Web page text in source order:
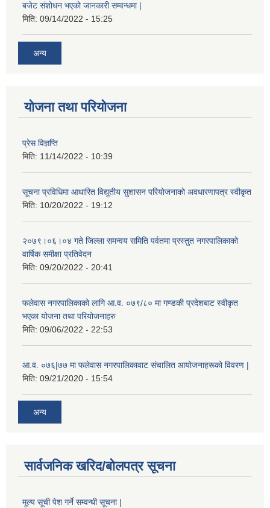
बजेट संशोधन भएको जानकारी सम्वन्धमा |
मिति: 09/14/2022 - 15:25
अन्य
योजना तथा परियोजना
प्रेस विज्ञप्ति
मिति: 11/14/2022 - 10:39
सूचना प्रविधिमा आधारित विद्यूतीय सुशासन परियाेजनाकाे अवधारणापत्र स्वीकृत
मिति: 10/20/2022 - 19:12
२०७९।०६।०४ गते जिल्ला समन्वय समिति पर्वतमा प्रस्तुत नगरपालिकाको
वार्षिक समीक्षा प्रतिवेदन
मिति: 09/20/2022 - 20:41
फलेवास नगरपालिकाको लागि आ.व. ०७९/८० मा गण्डकी प्रदेशबाट स्वीकृत
भएका योजना तथा परियोजनाहरु
मिति: 09/06/2022 - 22:53
आ.व. ०७६|७७ मा फलेवास नगरपालिकावाट संचालित आयोजनाहरूको विवरण |
मिति: 09/21/2020 - 15:54
अन्य
सार्वजनिक खरिद/बोलपत्र सूचना
मूल्य सूची पेश गर्ने सम्वन्धी सूचना |